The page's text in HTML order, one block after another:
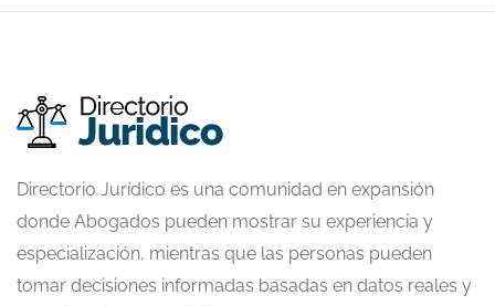
Directorio Jurídico es una comunidad en expansión
donde Abogados pueden mostrar su experiencia y
especialización, mientras que las personas pueden
tomar decisiones informadas basadas en datos reales y